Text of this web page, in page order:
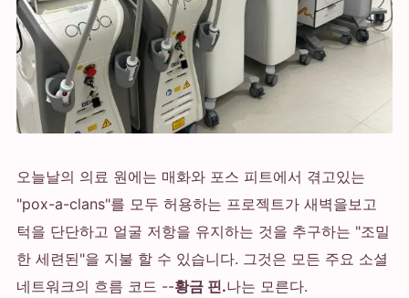
오늘날의 의료 원에는 매화와 포스 피트에서 겪고있는
"pox-a-clans"를 모두 허용하는 프로젝트가 새벽을보고
턱을 단단하고 얼굴 저항을 유지하는 것을 추구하는 "조밀
한 세련된"을 지불 할 수 있습니다. 그것은 모든 주요 소셜
네트워크의 흐름 코드 --황금 핀.나는 모른다.